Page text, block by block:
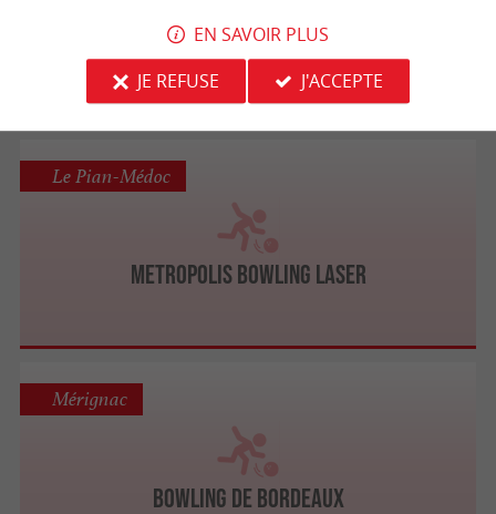
Metropolis Bowling
METROPOLIS BOWLING LASER
Le Pian-Médoc
Bowling de Bordeaux
Mérignac
EN SAVOIR PLUS
JE REFUSE
J'ACCEPTE